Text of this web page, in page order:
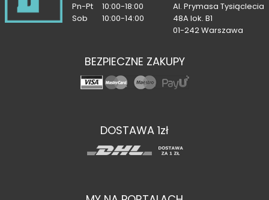
Pn-Pt
10:00-18:00
Sob
10:00-14:00
Al. Prymasa Tysiąclecia
48A lok. B1
01-242 Warszawa
BEZPIECZNE ZAKUPY
DOSTAWA 1zł